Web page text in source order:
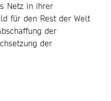
Netz in ihrer
für den Rest der Welt
der
der